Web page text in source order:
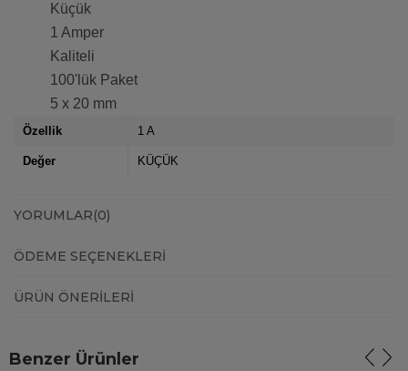
Küçük
1 Amper
Kaliteli
100'lük Paket
5 x 20 mm
Özellik 1 A
Değer KÜÇÜK
YORUMLAR(0)
ÖDEME SEÇENEKLERI
ÜRÜN ÖNERILERI
Benzer Ürünler